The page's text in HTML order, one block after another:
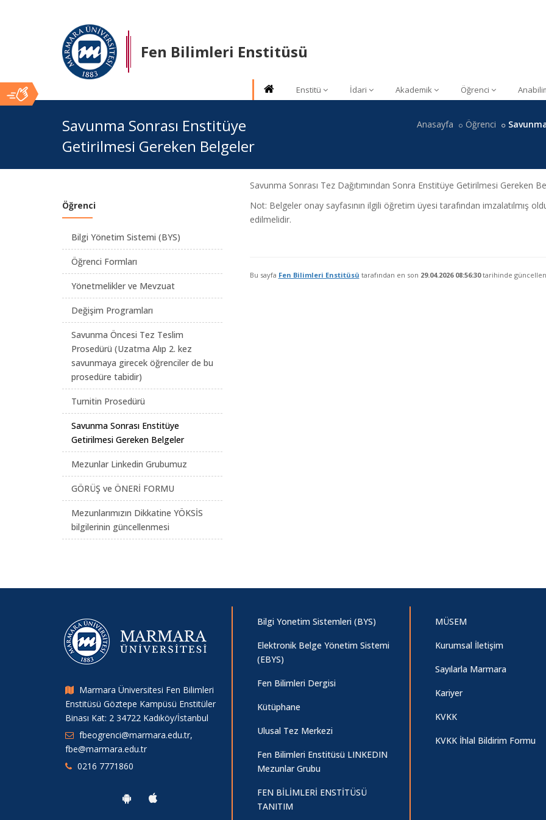
Fen Bilimleri Enstitüsü
Enstitü İdari Akademik Öğrenci
İçerik
Savunma Sonrası Enstitüye
Getirilmesi Gereken Belgeler
Anasayfa Öğrenci
Savunma Sonrası Tez Dağıtımından Sonra Enstitüye Getirilmesi Gereken
Not: Belgeler onay sayfasının ilgili öğretim üyesi tarafından imzalatılmış
edilmelidir.
Bu sayfa Fen Bilimleri Enstitüsü tarafından en son 29.04.2026 08:56:30tarihinde
Öğrenci
Bilgi Yönetim Sistemi (BYS)
Öğrenci Formları
Yönetmelikler ve Mevzuat
Değişim Programları
Savunma Öncesi Tez Teslim
Prosedürü (Uzatma Alıp 2. kez
savunmaya girecek öğrenciler de bu
prosedüre tabidir)
Turnitin Prosedürü
Savunma Sonrası Enstitüye
Getirilmesi Gereken Belgeler
Mezunlar Linkedin Grubumuz
GÖRÜŞ ve ÖNERİ FORMU
Mezunlarımızın Dikkatine YÖKSİS
bilgilerinin güncellenmesi
Marmara Üniversitesi Fen Bilimleri
Enstitüsü Göztepe Kampüsü Enstitüler
Binası Kat: 2 34722 Kadıköy/İstanbul
fbeogrenci@marmara.edu.tr,
fbe@marmara.edu.tr
0216 7771860
Bilgi Yonetim Sistemleri (BYS)
Elektronik Belge Yönetim Sistemi
(EBYS)
Fen Bilimleri Dergisi
Kütüphane
Ulusal Tez Merkezi
Fen Bilimleri Enstitüsü LINKEDIN
Mezunlar Grubu
FEN BİLİMLERİ ENSTİTÜSÜ
TANITIM
MÜSEM
Kurumsal İletişim
Sayılarla Marmara
Kariyer
KVKK
KVKK İhlal Bildirim Formu